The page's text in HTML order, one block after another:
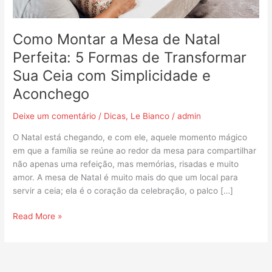
Como Montar a Mesa de Natal
Perfeita: 5 Formas de Transformar
Sua Ceia com Simplicidade e
Aconchego
Deixe um comentário / Dicas, Le Bianco /admin
O Natal está chegando, e com ele, aquele momento mágico
em que a família se reúne ao redor da mesa para compartilhar
não apenas uma refeição, mas memórias, risadas e muito
amor. A mesa de Natal é muito mais do que um local para
servir a ceia; ela é o coração da celebração, o palco […]
Transformar
Sua
Ceia
com
Simplicidade
e
Aconchego
Read More »